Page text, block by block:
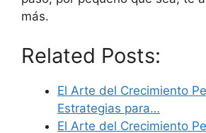
más.
Related Posts:
El Arte del Crecimiento
Estrategias para…
El Arte del Crecimiento